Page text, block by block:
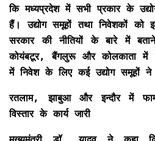
कि मध्यप्रदेश में सभी प्रकार के
हैं। उद्योग समूहों तथा निवेशकों
सरकार की नीतियों के बारे में
कोयंबटूर, बैंगलुरू और कोलकाता में
में निवेश के लिए कई उद्योग समूहों
रतलाम, झाबुआ और इन्दौर में
विस्तार के कार्य जारी